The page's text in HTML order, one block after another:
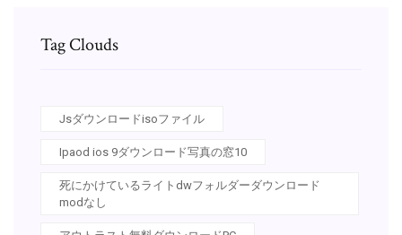
Tag Clouds
Jsダウンロードisoファイル
Ipaod ios 9ダウンロード写真の窓10
死にかけているライトdwフォルダーダウンロード
modなし